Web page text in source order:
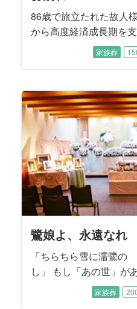
86歳で旅立たれた故人
から高度経済成長期を
り、堅実な会社経営者
務めた息子様は、「朝
スパラガスを２時間か
姿を思い出します」と
家族葬
鷺娘よ、永遠なれ
「ちらちら雪に濡鷺
し」 もし「あの世」が
ってあの世に向かう姿
ときであるとするなら
家族葬